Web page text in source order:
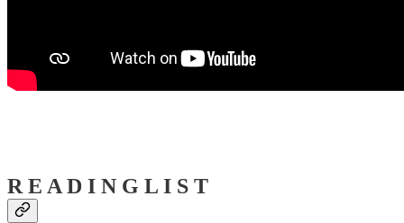
R E A D I N G L I S T